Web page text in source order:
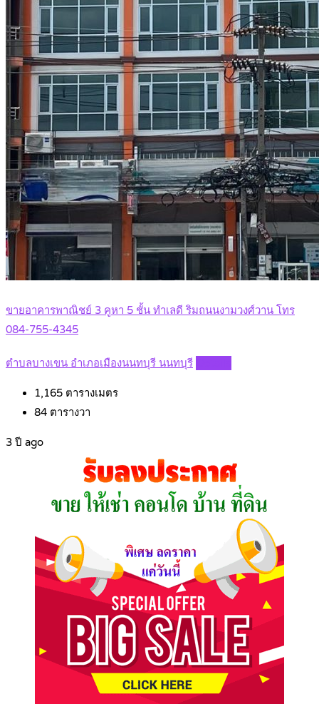
ขายอาคารพาณิชย์ 3 คูหา 5 ชั้น ทำเลดี ริมถนนงามวงศ์วาน โทร
084-755-4345
ตำบลบางเขน อำเภอเมืองนนทบุรี นนทบุรี
1,165 ตารางเมตร
84 ตารางวา
3 ปี ago